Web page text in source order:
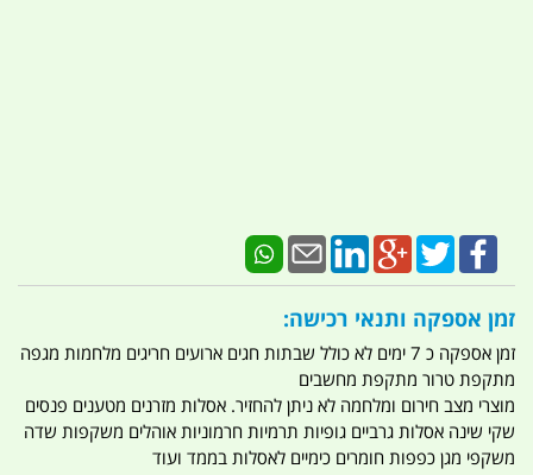
זמן אספקה ותנאי רכישה:
זמן אספקה כ 7 ימים לא כולל שבתות חגים ארועים חריגים מלחמות מגפה
מתקפת טרור מתקפת מחשבים
מוצרי מצב חירום ומלחמה לא ניתן להחזיר. אסלות מזרנים מטענים פנסים
שקי שינה אסלות גרביים גופיות תרמיות חרמוניות אוהלים משקפות שדה
משקפי מגן כפפות חומרים כימיים לאסלות בממד ועוד